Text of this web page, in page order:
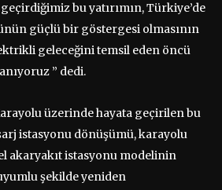
bu yatırımın, Türkiye’de
güçlü bir göstergesi olmasının
geleceğini temsil eden öncü
” dedi.
üzerinde hayata geçirilen bu
istasyonu dönüşümü, karayolu
akaryakıt istasyonu modelinin
şekilde yeniden